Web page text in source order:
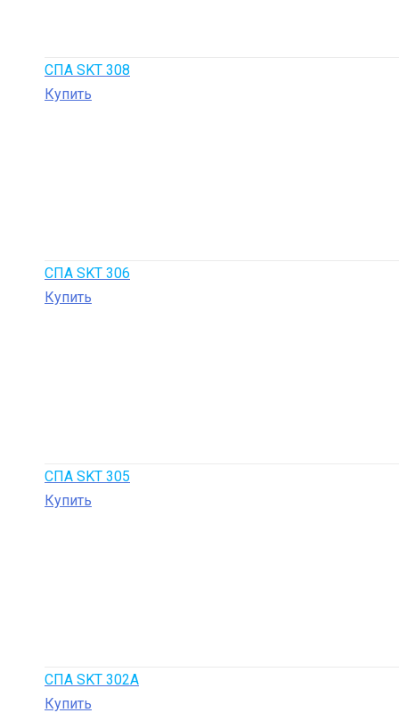
СПА SKT 308
Купить
СПА SKT 306
Купить
СПА SKT 305
Купить
СПА SKT 302A
Купить